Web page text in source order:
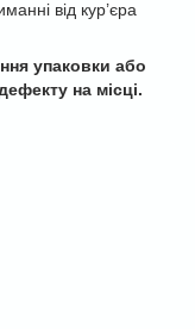
від кур’єра
упаковки або
на місці.